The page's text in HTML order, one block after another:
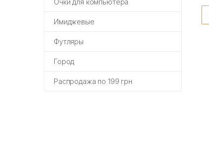
Имиджевые
Футляры
Город
Распродажа по 199 грн